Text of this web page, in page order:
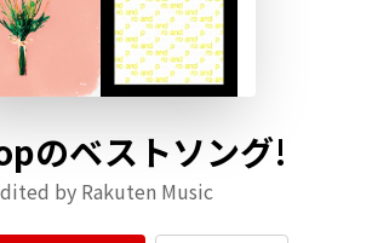
のベストソング!
by Rakuten Music